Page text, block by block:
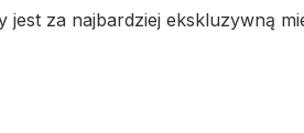
jest za najbardziej ekskluzywną